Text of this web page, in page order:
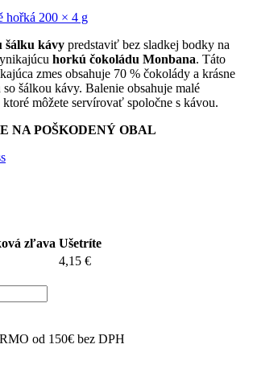
šálku kávy predstaviť bez sladkej bodky na
horkú čokoládu Monbana. Táto
zmes obsahuje 70 % čokolády a krásne
šálkou kávy. Balenie obsahuje malé
môžete servírovať spoločne s kávou.
NA POŠKODENÝ OBAL
zľava Ušetríte
4,15 €
od 150€ bez DPH